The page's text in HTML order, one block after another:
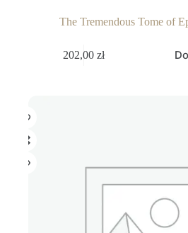
The Tremendous Tome of
202,00zł